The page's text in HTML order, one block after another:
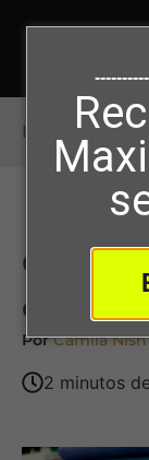
Início >
Quais
PorCamila